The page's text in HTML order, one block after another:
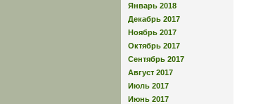
Январь 2018
Декабрь 2017
Ноябрь 2017
Октябрь 2017
Сентябрь 2017
Август 2017
Июль 2017
Июнь 2017